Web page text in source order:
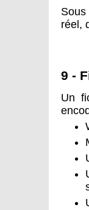
réel,
9 -
Un